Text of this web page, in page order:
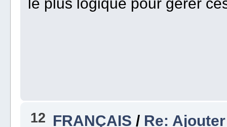
12 FRANÇAIS / Re: